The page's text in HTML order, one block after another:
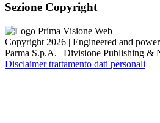
Sezione Copyright
Copyright 2026 | Engineered and
Parma S.p.A. | Divisione Publishing &
Disclaimer trattamento dati personali